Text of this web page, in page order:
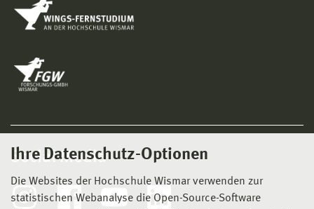
Ihre Datenschutz-Optionen
Die Websites der Hochschule Wismar verwenden zur
statistischen Webanalyse die Open-Source-Software
Social Media